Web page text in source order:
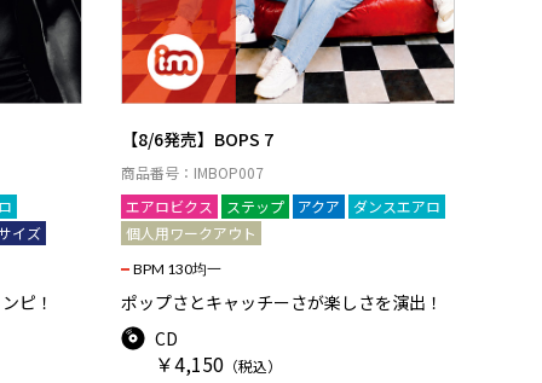
イズ
ピ！
【8/6発売】BOPS 7
商品番号：IMBOP007
エアロビクス
ステップ アクア
ダンスエアロ
個人用ワークアウト
BPM 130均一
ポップさとキャッチーさが楽しさを演出！
CD
￥4,150 （税込）